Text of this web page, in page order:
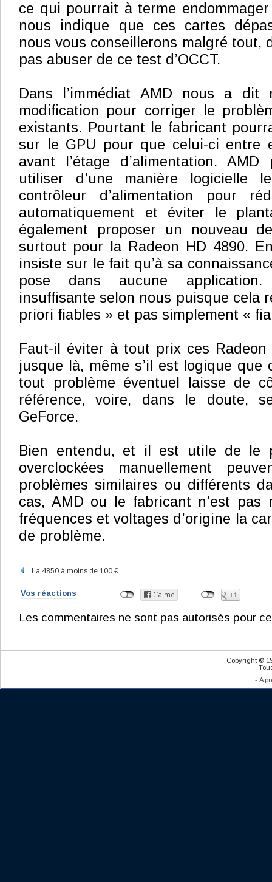
ce qui pourrait à terme
nous indique que ces cartes
nous vous conseillerons malgré tout,
pas abuser de ce test d’OCCT.
Dans l’immédiat AMD nous a
modification pour corriger le
existants. Pourtant le fabricant
sur le GPU pour que celui-ci entre
avant l’étage d’alimentation. AMD
utiliser d’une manière logicielle
contrôleur d’alimentation pour
automatiquement et éviter le
également proposer un nouveau
surtout pour la Radeon HD 4890.
insiste sur le fait qu’à sa
pose dans aucune
insuffisante selon nous puisque cela
priori fiables » et pas simplement «
Faut-il éviter à tout prix ces Radeon
jusque là, même s’il est logique
tout problème éventuel laisse de
référence, voire, dans le doute,
GeForce.
Bien entendu, et il est utile de le
overclockées manuellement
problèmes similaires ou différents
cas, AMD ou le fabricant n’est pas
fréquences et voltages d’origine la
de problème.
La 4850 à moins de 100 €
Vos réactions
Les commentaires ne sont pas autorisés pour
Copyright ©
- A